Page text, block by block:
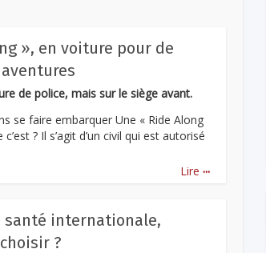
», en voiture pour de
de police, mais sur le siège avant.
se faire embarquer Une « Ride Along
c’est ? Il s’agit d’un civil qui est autorisé
Lire ...
santé internationale,
?